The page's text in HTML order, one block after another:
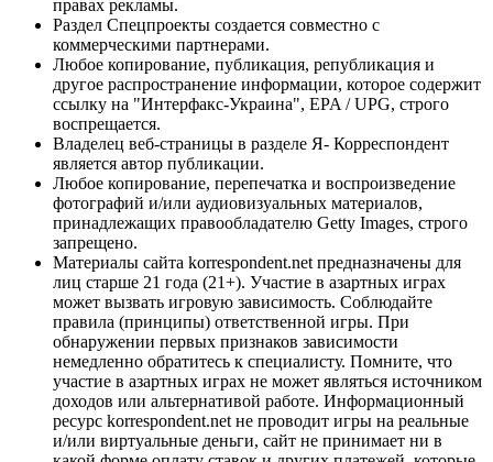
правах рекламы.
Раздел Спецпроекты создается совместно с
коммерческими партнерами.
Любое копирование, публикация, републикация и
другое распространение информации, которое содержит
ссылку на "Интерфакс-Украина", EPA / UPG, строго
воспрещается.
Владелец веб-страницы в разделе Я- Корреспондент
является автор публикации.
Любое копирование, перепечатка и воспроизведение
фотографий и/или аудиовизуальных материалов,
принадлежащих правообладателю Getty Images, строго
запрещено.
Материалы сайта korrespondent.net предназначены для
лиц старше 21 года (21+). Участие в азартных играх
может вызвать игровую зависимость. Соблюдайте
правила (принципы) ответственной игры. При
обнаружении первых признаков зависимости
немедленно обратитесь к специалисту. Помните, что
участие в азартных играх не может являться источником
доходов или альтернативой работе. Информационный
ресурс korrespondent.net не проводит игры на реальные
и/или виртуальные деньги, сайт не принимает ни в